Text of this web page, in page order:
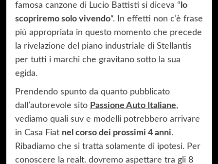
famosa canzone di Lucio Battisti si diceva “ lo
scopriremo solo vivendo“. In effetti non c’è frase
più appropriata in questo momento che precede
la rivelazione del piano industriale di Stellantis
per tutti i marchi che gravitano sotto la sua
egida.
Prendendo spunto da quanto pubblicato
dall’autorevole sito Passione Auto Italiane,
vediamo quali suv e modelli potrebbero arrivare
in Casa Fiat nel corso dei prossimi 4 anni.
Ribadiamo che si tratta solamente di ipotesi. Per
conoscere la realt. dovremo aspettare tra gli 8